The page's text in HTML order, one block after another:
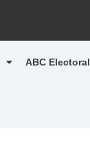
ABC Electoral